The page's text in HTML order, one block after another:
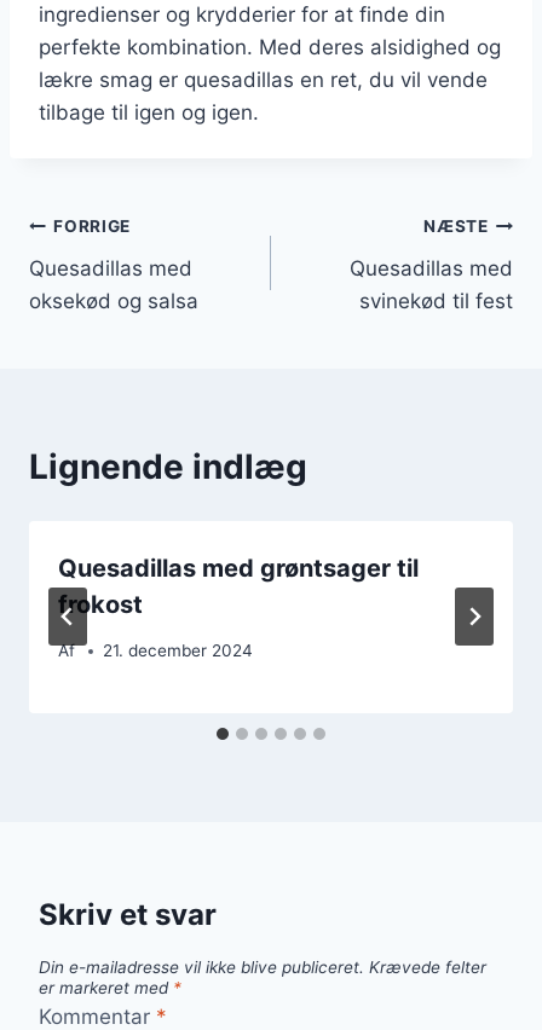
ingredienser og krydderier for at finde din
perfekte kombination. Med deres alsidighed og
lækre smag er quesadillas en ret, du vil vende
tilbage til igen og igen.
Indlægsnavigation
FORRIGE
Quesadillas med
oksekød og salsa
NÆSTE
Quesadillas med
svinekød til fest
Lignende indlæg
Quesadillas med grøntsager til
frokost
Af 21. december 2024
Skriv et svar
Din e-mailadresse vil ikke blive publiceret. Krævede felter
er markeret med *
Kommentar *